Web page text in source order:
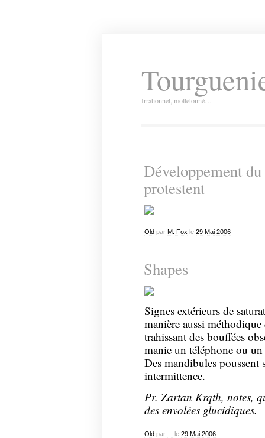
Irrationnel, molletonné…
Développement
protestent
Oldpar M. Fox le 29 Mai 2006
Shapes
Signes extérieurs de
manière aussi
trahissant des bouffées
manie un téléphone ou un
Des mandibules poussent
intermittence.
Pr. Zartan Krqth, notes,
des envolées glucidiques.
Oldpar le 29 Mai 2006